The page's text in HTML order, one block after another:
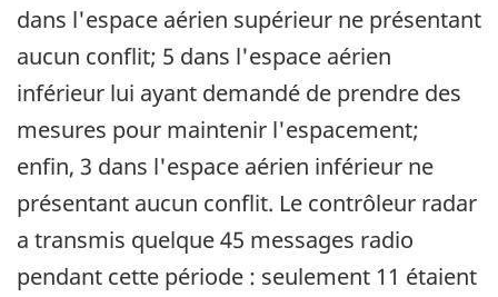
dans l'espace aérien supérieur ne présentant
aucun conflit; 5 dans l'espace aérien
inférieur lui ayant demandé de prendre des
mesures pour maintenir l'espacement;
enfin, 3 dans l'espace aérien inférieur ne
présentant aucun conflit. Le contrôleur radar
a transmis quelque 45 messages radio
pendant cette période : seulement 11 étaient